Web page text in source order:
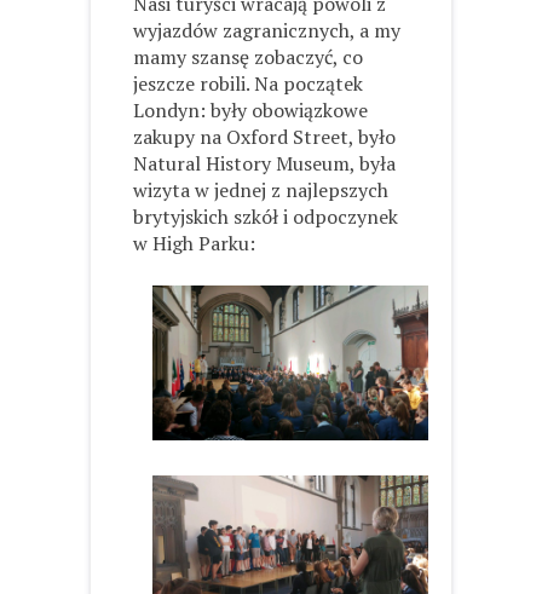
wyjazdów zagranicznych, a my
mamy szansę zobaczyć, co
jeszcze robili. Na początek
Londyn: były obowiązkowe
zakupy na Oxford Street, było
Natural History Museum, była
wizyta w jednej z najlepszych
brytyjskich szkół i odpoczynek
w High Parku: